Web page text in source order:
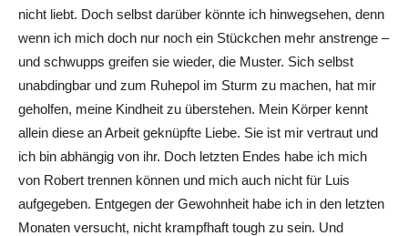
nicht liebt. Doch selbst darüber könnte ich hinwegsehen, denn
wenn ich mich doch nur noch ein Stückchen mehr anstrenge –
und schwupps greifen sie wieder, die Muster. Sich selbst
unabdingbar und zum Ruhepol im Sturm zu machen, hat mir
geholfen, meine Kindheit zu überstehen. Mein Körper kennt
allein diese an Arbeit geknüpfte Liebe. Sie ist mir vertraut und
ich bin abhängig von ihr. Doch letzten Endes habe ich mich
von Robert trennen können und mich auch nicht für Luis
aufgegeben. Entgegen der Gewohnheit habe ich in den letzten
Monaten versucht, nicht krampfhaft tough zu sein. Und